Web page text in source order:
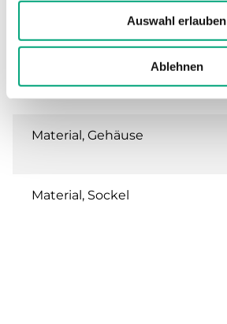
Auswahl erlauben
Ablehnen
Kabelverschraubung
Abnehmbare Klemme
Material, Gehäuse
Material, Sockel